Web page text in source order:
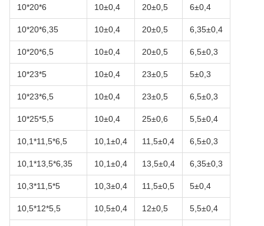
10*20*6 10±0,4 20±0,5 6±0,4
10*20*6,35 10±0,4 20±0,5 6,35±0,4
10*20*6,5 10±0,4 20±0,5 6,5±0,3
10*23*5 10±0,4 23±0,5 5±0,3
10*23*6,5 10±0,4 23±0,5 6,5±0,3
10*25*5,5 10±0,4 25±0,6 5,5±0,4
10,1*11,5*6,5 10,1±0,4 11,5±0,4 6,5±0,3
10,1*13,5*6,35 10,1±0,4 13,5±0,4 6,35±0,3
10,3*11,5*5 10,3±0,4 11,5±0,5 5±0,4
10,5*12*5,5 10,5±0,4 12±0,5 5,5±0,4